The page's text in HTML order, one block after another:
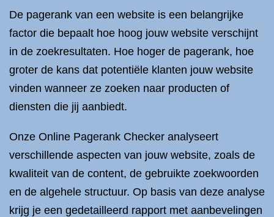
De pagerank van een website is een belangrijke
factor die bepaalt hoe hoog jouw website verschijnt
in de zoekresultaten. Hoe hoger de pagerank, hoe
groter de kans dat potentiële klanten jouw website
vinden wanneer ze zoeken naar producten of
diensten die jij aanbiedt.
Onze Online Pagerank Checker analyseert
verschillende aspecten van jouw website, zoals de
kwaliteit van de content, de gebruikte zoekwoorden
en de algehele structuur. Op basis van deze analyse
krijg je een gedetailleerd rapport met aanbevelingen